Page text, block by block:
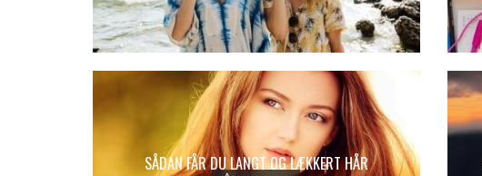
SÅDAN FÅR DU LANGT OG LÆKKERT HÅR